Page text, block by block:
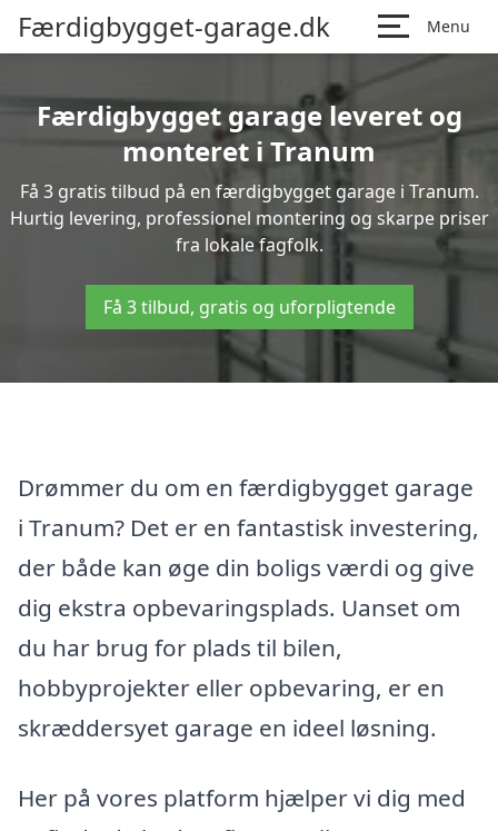
Færdigbygget-garage.dk Menu
Færdigbygget garage leveret og
monteret i Tranum
Få 3 gratis tilbud på en færdigbygget garage i Tranum.
Hurtig levering, professionel montering og skarpe priser
fra lokale fagfolk.
Få 3 tilbud, gratis og uforpligtende
Drømmer du om en færdigbygget garage
i Tranum? Det er en fantastisk investering,
der både kan øge din boligs værdi og give
dig ekstra opbevaringsplads. Uanset om
du har brug for plads til bilen,
hobbyprojekter eller opbevaring, er en
skræddersyet garage en ideel løsning.
Her på vores platform hjælper vi dig med